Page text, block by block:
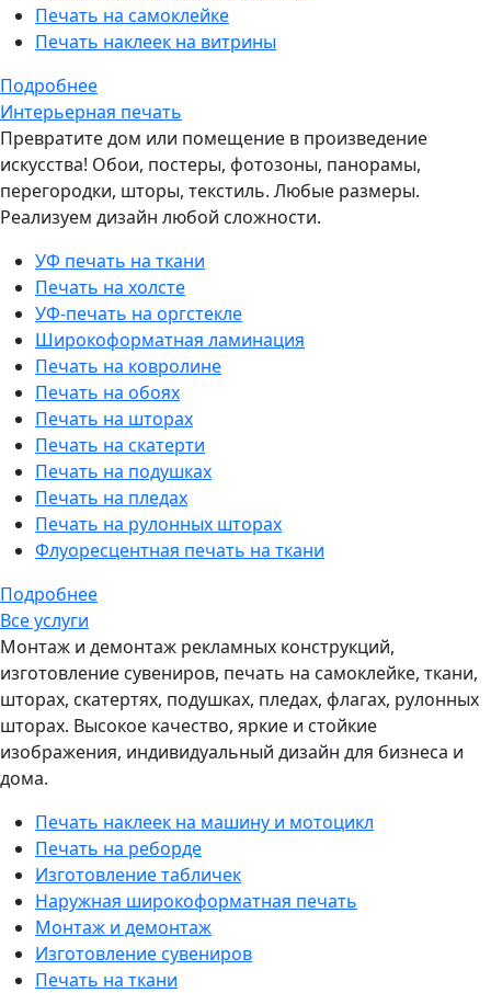
Печать на самоклейке
Печать наклеек на витрины
Подробнее
Интерьерная печать
Превратите дом или помещение в произведение
искусства! Обои, постеры, фотозоны, панорамы,
перегородки, шторы, текстиль. Любые размеры.
Реализуем дизайн любой сложности.
УФ печать на ткани
Печать на холсте
УФ-печать на оргстекле
Широкоформатная ламинация
Печать на ковролине
Печать на обоях
Печать на шторах
Печать на скатерти
Печать на подушках
Печать на пледах
Печать на рулонных шторах
Флуоресцентная печать на ткани
Подробнее
Все услуги
Монтаж и демонтаж рекламных конструкций,
изготовление сувениров, печать на самоклейке, ткани,
шторах, скатертях, подушках, пледах, флагах, рулонных
шторах. Высокое качество, яркие и стойкие
изображения, индивидуальный дизайн для бизнеса и
дома.
Печать наклеек на машину и мотоцикл
Печать на реборде
Изготовление табличек
Наружная широкоформатная печать
Монтаж и демонтаж
Изготовление сувениров
Печать на ткани